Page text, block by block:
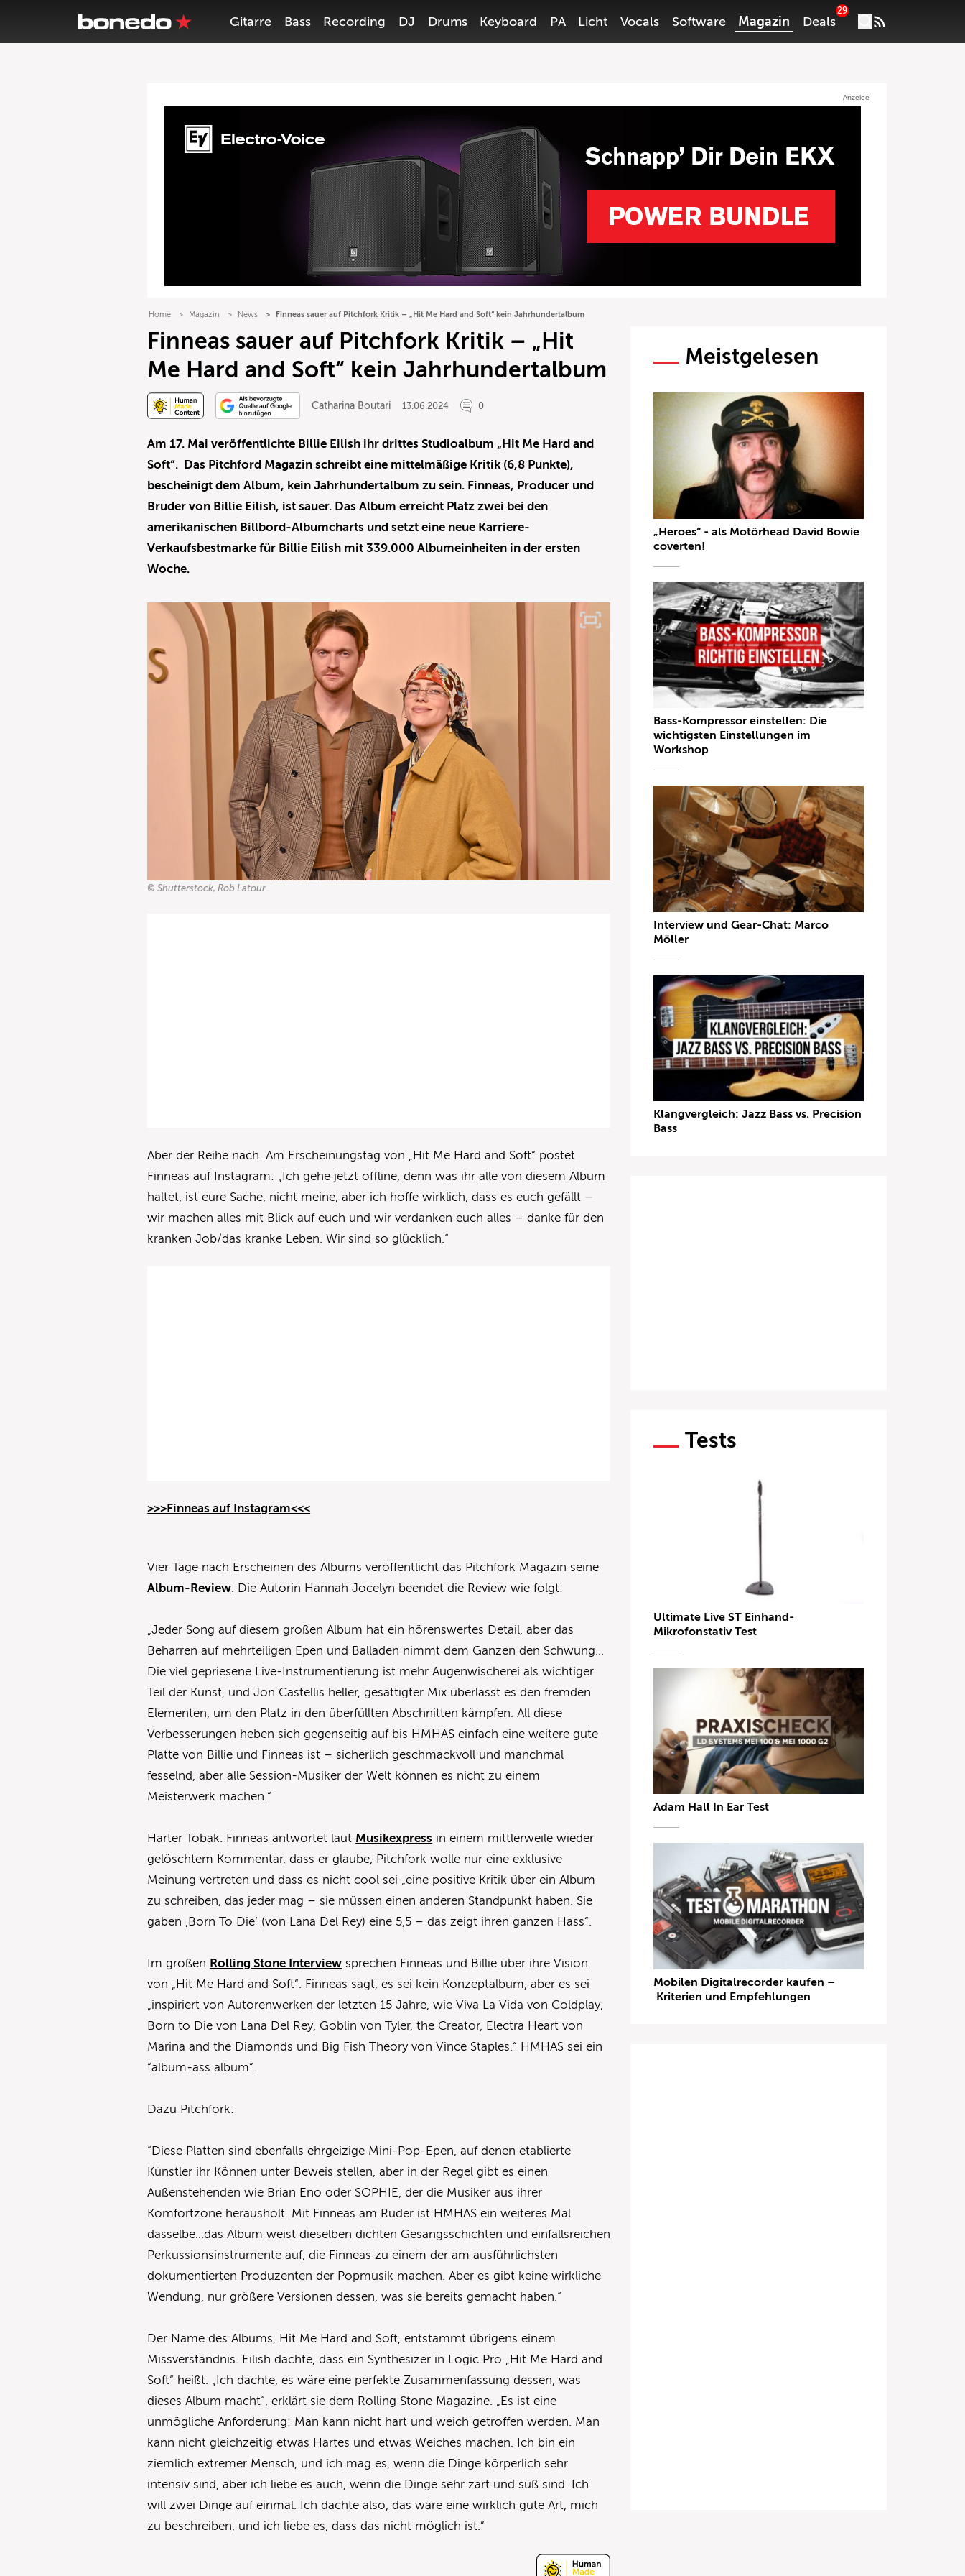
Gitarre Bass Recording DJ Drums Keyboard PA Licht Vocals Software Magazin Deals
29
Anzeige
Home Magazin News Finneas sauer auf Pitchfork Kritik – „Hit Me Hard and Soft“ kein Jahrhundertalbum
Finneas sauer auf Pitchfork Kritik – „Hit
Me Hard and Soft“ kein Jahrhundertalbum
Catharina Boutari 13.06.2024 0
Am 17. Mai veröffentlichte Billie Eilish ihr drittes Studioalbum „Hit Me Hard and
Soft“. Das Pitchford Magazin schreibt eine mittelmäßige Kritik (6,8 Punkte),
bescheinigt dem Album, kein Jahrhundertalbum zu sein. Finneas, Producer und
Bruder von Billie Eilish, ist sauer. Das Album erreicht Platz zwei bei den
amerikanischen Billbord-Albumcharts und setzt eine neue Karriere-
Verkaufsbestmarke für Billie Eilish mit 339.000 Albumeinheiten in der ersten
Woche.
© Shutterstock, Rob Latour
Aber der Reihe nach. Am Erscheinungstag von „Hit Me Hard and Soft“ postet
Finneas auf Instagram: „Ich gehe jetzt offline, denn was ihr alle von diesem Album
haltet, ist eure Sache, nicht meine, aber ich hoffe wirklich, dass es euch gefällt –
wir machen alles mit Blick auf euch und wir verdanken euch alles – danke für den
kranken Job/das kranke Leben. Wir sind so glücklich.“
>>>Finneas auf Instagram<<<
Vier Tage nach Erscheinen des Albums veröffentlicht das Pitchfork Magazin seine
Album-Review . Die Autorin Hannah Jocelyn beendet die Review wie folgt:
„Jeder Song auf diesem großen Album hat ein hörenswertes Detail, aber das
Beharren auf mehrteiligen Epen und Balladen nimmt dem Ganzen den Schwung…
Die viel gepriesene Live-Instrumentierung ist mehr Augenwischerei als wichtiger
Teil der Kunst, und Jon Castellis heller, gesättigter Mix überlässt es den fremden
Elementen, um den Platz in den überfüllten Abschnitten kämpfen. All diese
Verbesserungen heben sich gegenseitig auf bis HMHAS einfach eine weitere gute
Platte von Billie und Finneas ist – sicherlich geschmackvoll und manchmal
fesselnd, aber alle Session-Musiker der Welt können es nicht zu einem
Meisterwerk machen.“
Harter Tobak. Finneas antwortet laut Musikexpress in einem mittlerweile wieder
gelöschtem Kommentar, dass er glaube, Pitchfork wolle nur eine exklusive
Meinung vertreten und dass es nicht cool sei „eine positive Kritik über ein Album
zu schreiben, das jeder mag – sie müssen einen anderen Standpunkt haben. Sie
gaben ‚Born To Die‘ (von Lana Del Rey) eine 5,5 – das zeigt ihren ganzen Hass“.
Im großen Rolling Stone Interview sprechen Finneas und Billie über ihre Vision
von „Hit Me Hard and Soft“. Finneas sagt, es sei kein Konzeptalbum, aber es sei
„inspiriert von Autorenwerken der letzten 15 Jahre, wie Viva La Vida von Coldplay,
Born to Die von Lana Del Rey, Goblin von Tyler, the Creator, Electra Heart von
Marina and the Diamonds und Big Fish Theory von Vince Staples.“ HMHAS sei ein
“album-ass album”.
Dazu Pitchfork:
“Diese Platten sind ebenfalls ehrgeizige Mini-Pop-Epen, auf denen etablierte
Künstler ihr Können unter Beweis stellen, aber in der Regel gibt es einen
Außenstehenden wie Brian Eno oder SOPHIE, der die Musiker aus ihrer
Komfortzone herausholt. Mit Finneas am Ruder ist HMHAS ein weiteres Mal
dasselbe…das Album weist dieselben dichten Gesangsschichten und einfallsreichen
Perkussionsinstrumente auf, die Finneas zu einem der am ausführlichsten
dokumentierten Produzenten der Popmusik machen. Aber es gibt keine wirkliche
Wendung, nur größere Versionen dessen, was sie bereits gemacht haben.“
Der Name des Albums, Hit Me Hard and Soft, entstammt übrigens einem
Missverständnis. Eilish dachte, dass ein Synthesizer in Logic Pro „Hit Me Hard and
Soft“ heißt. „Ich dachte, es wäre eine perfekte Zusammenfassung dessen, was
dieses Album macht“, erklärt sie dem Rolling Stone Magazine. „Es ist eine
unmögliche Anforderung: Man kann nicht hart und weich getroffen werden. Man
kann nicht gleichzeitig etwas Hartes und etwas Weiches machen. Ich bin ein
ziemlich extremer Mensch, und ich mag es, wenn die Dinge körperlich sehr
intensiv sind, aber ich liebe es auch, wenn die Dinge sehr zart und süß sind. Ich
will zwei Dinge auf einmal. Ich dachte also, das wäre eine wirklich gute Art, mich
zu beschreiben, und ich liebe es, dass das nicht möglich ist.”
Meistgelesen
„Heroes“ - als Motörhead David Bowie
coverten!
Bass-Kompressor einstellen: Die
wichtigsten Einstellungen im
Workshop
Interview und Gear-Chat: Marco
Möller
Klangvergleich: Jazz Bass vs. Precision
Bass
Tests
Ultimate Live ST Einhand-
Mikrofonstativ Test
Adam Hall In Ear Test
Mobilen Digitalrecorder kaufen –
Kriterien und Empfehlungen